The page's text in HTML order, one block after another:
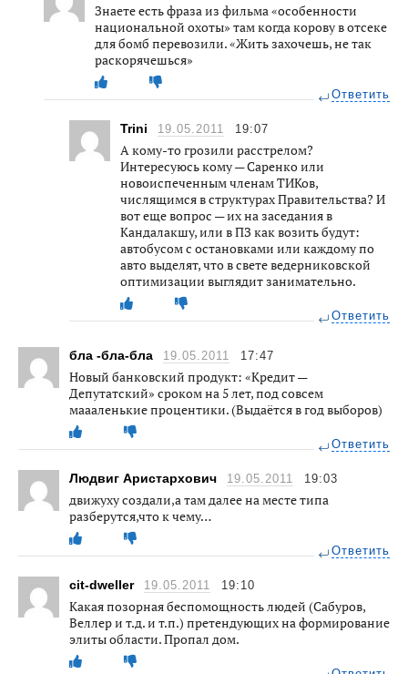
Знаете есть фраза из фильма «особенности
национальной охоты» там когда корову в отсеке
для бомб перевозили. «Жить захочешь, не так
раскорячешься»
Ответить
Trini 19.05.2011 19:07
А кому-то грозили расстрелом?
Интересуюсь кому — Саренко или
новоиспеченным членам ТИКов,
числящимся в структурах Правительства? И
вот еще вопрос — их на заседания в
Кандалакшу, или в ПЗ как возить будут:
автобусом с остановками или каждому по
авто выделят, что в свете ведерниковской
оптимизации выглядит занимательно.
Ответить
бла -бла-бла 19.05.2011 17:47
Новый банковский продукт: «Кредит —
Депутатский» сроком на 5 лет, под совсем
маааленькие процентики. (Выдаётся в год выборов)
Ответить
Людвиг Аристархович 19.05.2011 19:03
движуху создали,а там далее на месте типа
разберутся,что к чему…
Ответить
cit-dweller 19.05.2011 19:10
Какая позорная беспомощность людей (Сабуров,
Веллер и т.д. и т.п.) претендующих на формирование
элиты области. Пропал дом.